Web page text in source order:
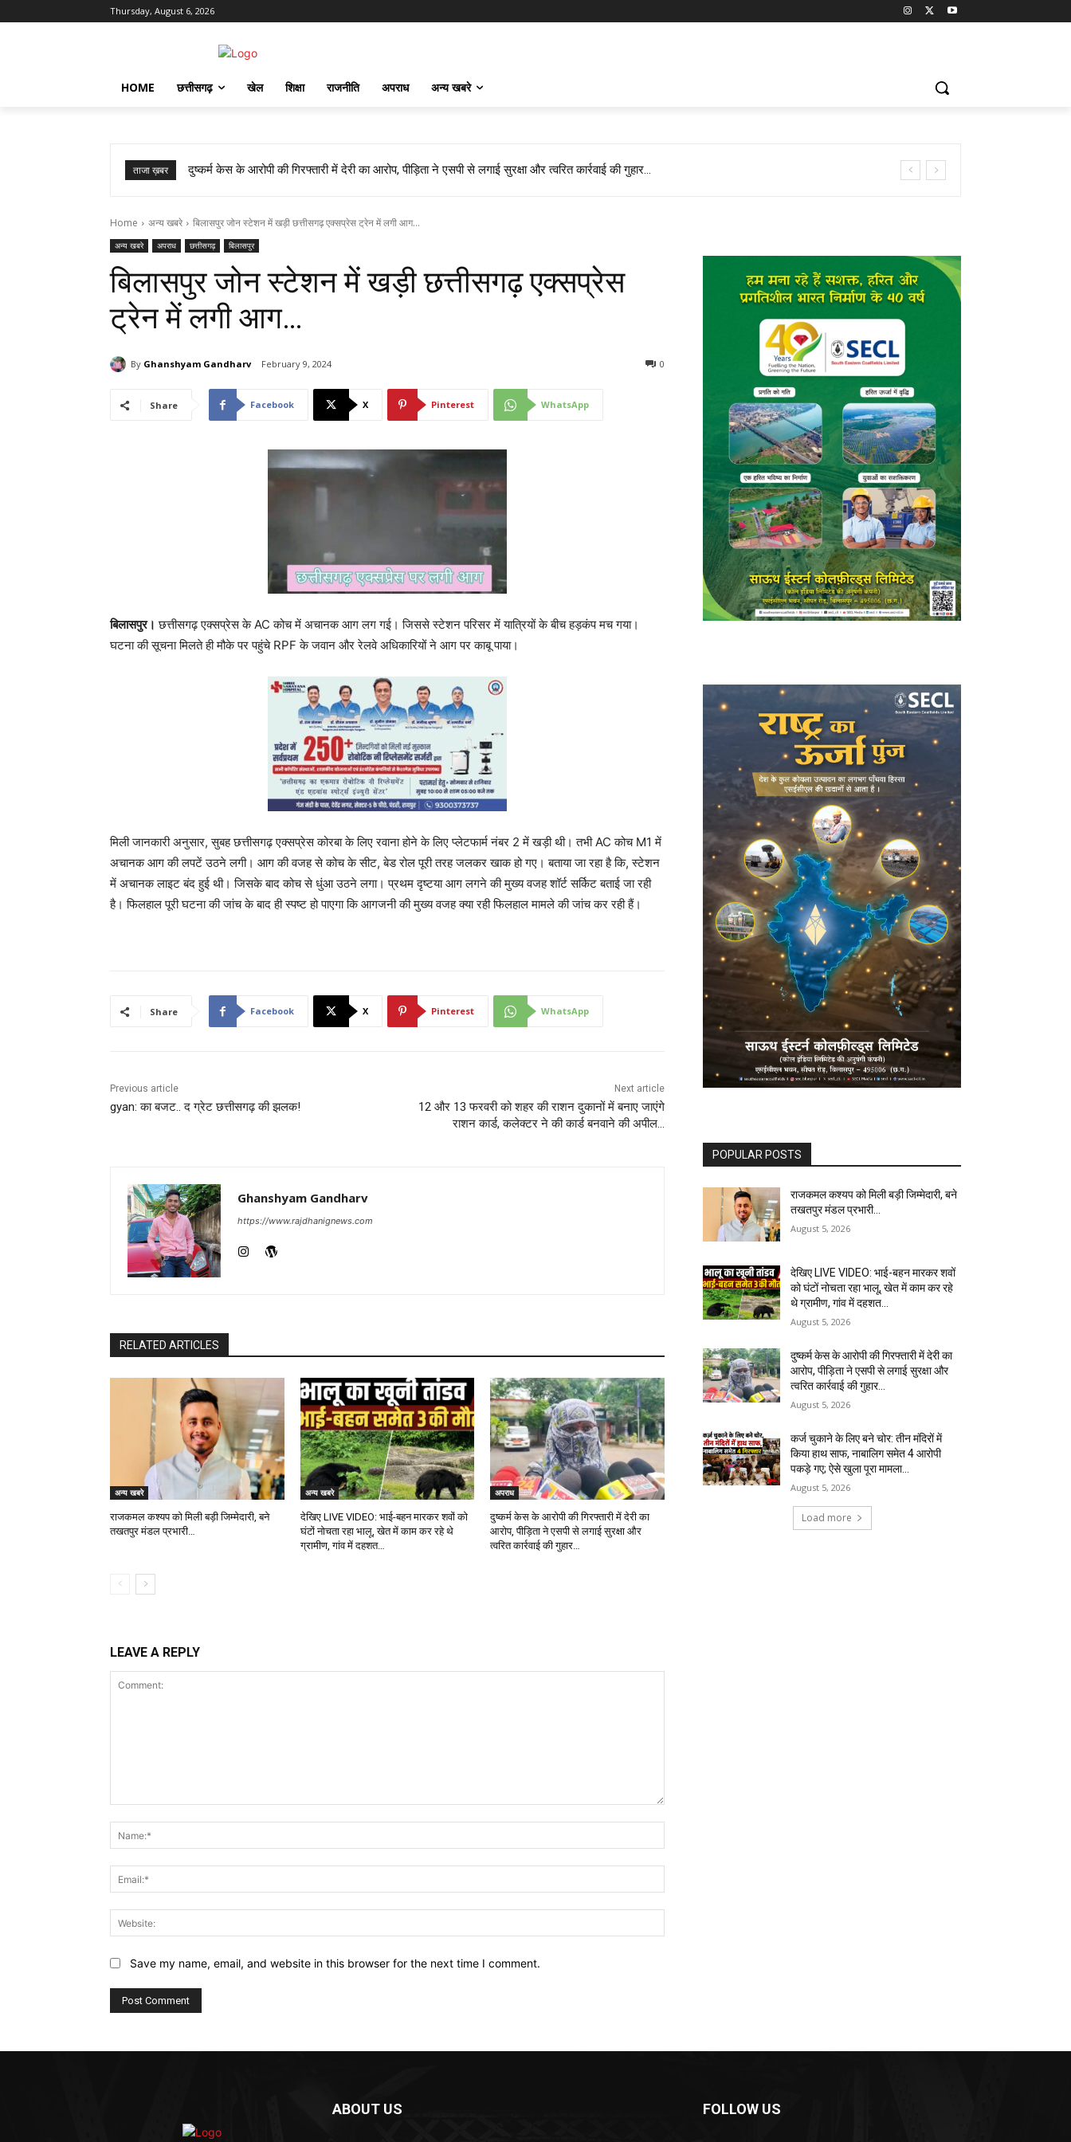
Thursday, August 6, 2026
HOME छत्तीसगढ़ खेल शिक्षा राजनीति अपराध अन्य खबरे
ताजा ख़बर दुष्कर्म केस के आरोपी की गिरफ्तारी में देरी का आरोप, पीड़िता ने एसपी से लगाई सुरक्षा और त्वरित कार्रवाई की गुहार…
Home अन्य खबरे बिलासपुर जोन स्टेशन में खड़ी छत्तीसगढ़ एक्सप्रेस ट्रेन में लगी आग...
अन्य खबरे अपराध छत्तीसगढ़ बिलासपुर
बिलासपुर जोन स्टेशन में खड़ी छत्तीसगढ़ एक्सप्रेस
ट्रेन में लगी आग…
By Ghanshyam Gandharv February 9, 2024 0
Share Facebook X Pinterest WhatsApp
बिलासपुर। छत्तीसगढ़ एक्सप्रेस के AC कोच में अचानक आग लग गई। जिससे स्टेशन परिसर में यात्रियों के बीच हड़कंप मच गया।
घटना की सूचना मिलते ही मौके पर पहुंचे RPF के जवान और रेलवे अधिकारियों ने आग पर काबू पाया।
मिली जानकारी अनुसार, सुबह छत्तीसगढ़ एक्सप्रेस कोरबा के लिए रवाना होने के लिए प्लेटफार्म नंबर 2 में खड़ी थी। तभी AC कोच M1 में
अचानक आग की लपटें उठने लगी। आग की वजह से कोच के सीट, बेड रोल पूरी तरह जलकर खाक हो गए। बताया जा रहा है कि, स्टेशन
में अचानक लाइट बंद हुई थी। जिसके बाद कोच से धुंआ उठने लगा। प्रथम दृष्टया आग लगने की मुख्य वजह शॉर्ट सर्किट बताई जा रही
है। फिलहाल पूरी घटना की जांच के बाद ही स्पष्ट हो पाएगा कि आगजनी की मुख्य वजह क्या रही फिलहाल मामले की जांच कर रही हैं।
Share Facebook X Pinterest WhatsApp
Previous article
gyan: का बजट.. द ग्रेट छत्तीसगढ़ की झलक!
Next article
12 और 13 फरवरी को शहर की राशन दुकानों में बनाए जाएंगे
राशन कार्ड, कलेक्टर ने की कार्ड बनवाने की अपील…
Ghanshyam Gandharv
https://www.rajdhanignews.com
RELATED ARTICLES
अन्य खबरे
राजकमल कश्यप को मिली बड़ी जिम्मेदारी, बने
तखतपुर मंडल प्रभारी…
अन्य खबरे
देखिए LIVE VIDEO: भाई-बहन मारकर शवों को
घंटों नोचता रहा भालू, खेत में काम कर रहे थे
ग्रामीण, गांव में दहशत…
अपराध
दुष्कर्म केस के आरोपी की गिरफ्तारी में देरी का
आरोप, पीड़िता ने एसपी से लगाई सुरक्षा और
त्वरित कार्रवाई की गुहार…
LEAVE A REPLY
Save my name, email, and website in this browser for the next time I comment.
POPULAR POSTS
राजकमल कश्यप को मिली बड़ी जिम्मेदारी, बने
तखतपुर मंडल प्रभारी…
August 5, 2026
देखिए LIVE VIDEO: भाई-बहन मारकर शवों
को घंटों नोचता रहा भालू, खेत में काम कर रहे
थे ग्रामीण, गांव में दहशत…
August 5, 2026
दुष्कर्म केस के आरोपी की गिरफ्तारी में देरी का
आरोप, पीड़िता ने एसपी से लगाई सुरक्षा और
त्वरित कार्रवाई की गुहार…
August 5, 2026
कर्ज चुकाने के लिए बने चोर: तीन मंदिरों में
किया हाथ साफ, नाबालिग समेत 4 आरोपी
पकड़े गए; ऐसे खुला पूरा मामला…
August 5, 2026
Load more
ABOUT US FOLLOW US